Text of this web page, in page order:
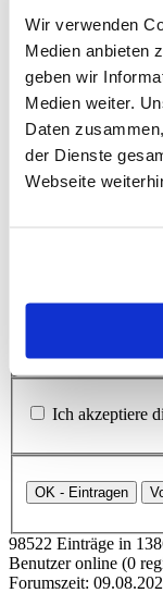
Wir verwenden
Medien anbieten
geben wir
Medien weiter.
Daten
der Dienste
Webseite
:-)
;-)
:-P
Ich akzeptiere
98522 Einträge in
Benutzer online (0
Forumszeit: